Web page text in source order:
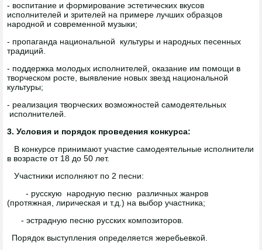
- воспитание и формирование эстетических вкусов
исполнителей и зрителей на примере лучших образцов
народной и современной музыки;
- пропаганда национальной культуры и народных песенных
традиций.
- поддержка молодых исполнителей, оказание им помощи в
творческом росте, выявление новых звезд национальной
культуры;
- реализация творческих возможностей самодеятельных
исполнителей.
3. Условия и порядок проведения конкурса:
В конкурсе принимают участие самодеятельные исполнители
в возрасте от 18 до 50 лет.
Участники исполняют по 2 песни:
- русскую народную песню различных жанров
(протяжная, лирическая и т.д.) на выбор участника;
- эстрадную песню русских композиторов.
Порядок выступления определяется жеребьевкой.